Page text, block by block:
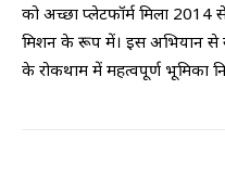
को अच्छा प्लेटफॉर्म मिला 2014
मिशन के रूप में। इस अभियान से
के रोकथाम में महत्वपूर्ण भूमिका